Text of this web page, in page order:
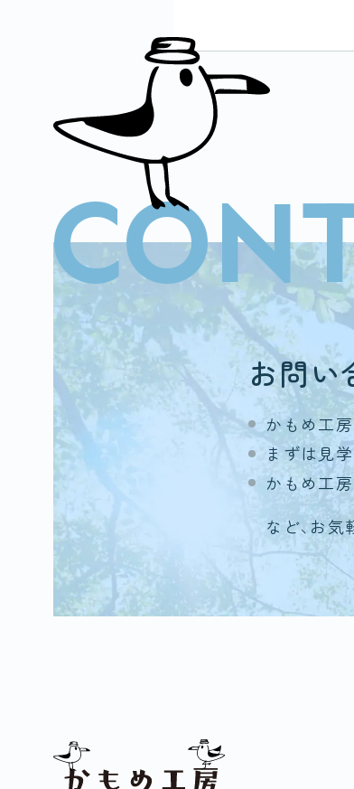
お問い
かもめ工
まずは見
かもめ工
など、お